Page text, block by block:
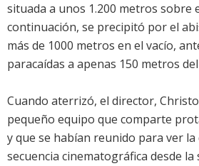
situada a unos 1.200 metros sobre
continuación, se precipitó por el
más de 1000 metros en el vacío,
paracaídas a apenas 150 metros
Cuando aterrizó, el director,
pequeño equipo que comparte
y que se habían reunido para ver la
secuencia cinematográfica desde la